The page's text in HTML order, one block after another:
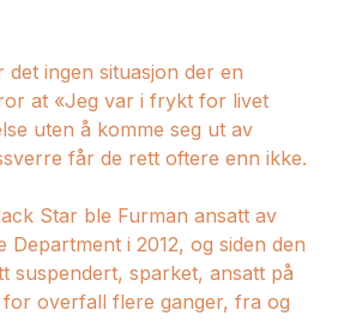
det ingen situasjon der en
at «Jeg var i frykt for livet
uten å komme seg ut av
får de rett oftere enn ikke.
Star ble Furman ansatt av
Department i 2012, og siden den
suspendert, sparket, ansatt på
overfall flere ganger, fra og